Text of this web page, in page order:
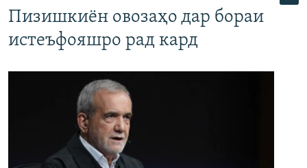
Пизишкиён овозаҳо дар бораи
истеъфояшро рад кард